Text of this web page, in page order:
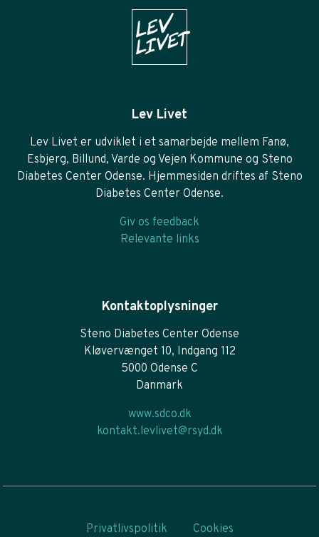
Lev Livet
Lev Livet er udviklet i et samarbejde mellem Fanø,
Esbjerg, Billund, Varde og Vejen Kommune og Steno
Diabetes Center Odense. Hjemmesiden driftes af Steno
Diabetes Center Odense.
Giv os feedback
Relevante links
Kontaktoplysninger
Steno Diabetes Center Odense
Kløvervænget 10, Indgang 112
5000 Odense C
Danmark
www.sdco.dk
kontakt.levlivet@rsyd.dk
Privatlivspolitik Cookies